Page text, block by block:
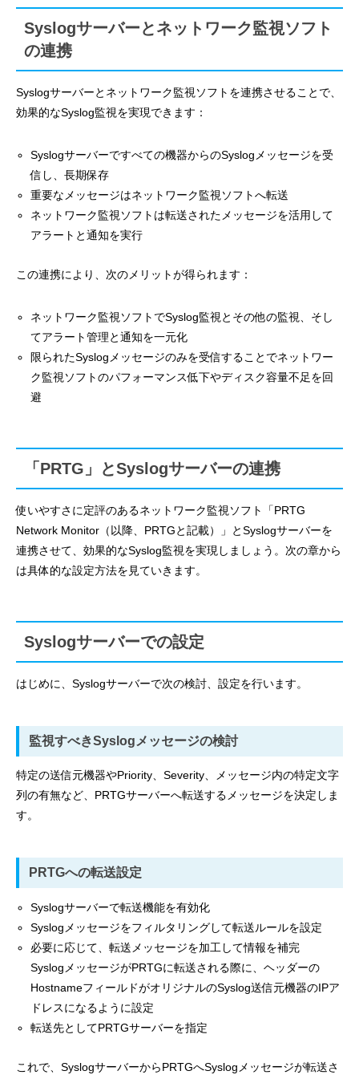
Syslogサーバーとネットワーク監視ソフト
の連携
Syslogサーバーとネットワーク監視ソフトを連携させることで、
効果的なSyslog監視を実現できます：
Syslogサーバーですべての機器からのSyslogメッセージを受
信し、長期保存
重要なメッセージはネットワーク監視ソフトへ転送
ネットワーク監視ソフトは転送されたメッセージを活用して
アラートと通知を実行
この連携により、次のメリットが得られます：
ネットワーク監視ソフトでSyslog監視とその他の監視、そし
てアラート管理と通知を一元化
限られたSyslogメッセージのみを受信することでネットワー
ク監視ソフトのパフォーマンス低下やディスク容量不足を回
避
「PRTG」とSyslogサーバーの連携
使いやすさに定評のあるネットワーク監視ソフト「PRTG
Network Monitor（以降、PRTGと記載）」とSyslogサーバーを
連携させて、効果的なSyslog監視を実現しましょう。次の章から
は具体的な設定方法を見ていきます。
Syslogサーバーでの設定
はじめに、Syslogサーバーで次の検討、設定を行います。
監視すべきSyslogメッセージの検討
特定の送信元機器やPriority、Severity、メッセージ内の特定文字
列の有無など、PRTGサーバーへ転送するメッセージを決定しま
す。
PRTGへの転送設定
Syslogサーバーで転送機能を有効化
Syslogメッセージをフィルタリングして転送ルールを設定
必要に応じて、転送メッセージを加工して情報を補完
SyslogメッセージがPRTGに転送される際に、ヘッダーの
HostnameフィールドがオリジナルのSyslog送信元機器のIPア
ドレスになるように設定
転送先としてPRTGサーバーを指定
これで、SyslogサーバーからPRTGへSyslogメッセージが転送さ